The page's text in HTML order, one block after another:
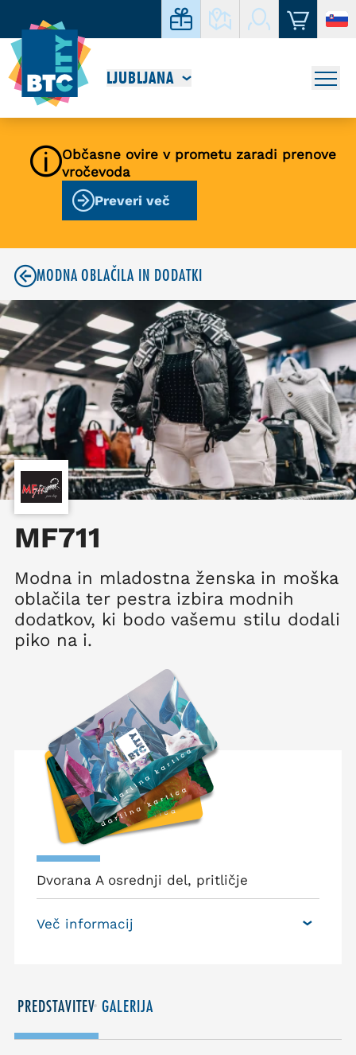
LJUBLJANA
Občasne ovire v prometu zaradi prenove
vročevoda
Preveri več
MODNA OBLAČILA IN DODATKI
MF711
Modna in mladostna ženska in moška
oblačila ter pestra izbira modnih
dodatkov, ki bodo vašemu stilu dodali
piko na i.
Dvorana A osrednji del, pritličje
Več informacij
PREDSTAVITEV GALERIJA